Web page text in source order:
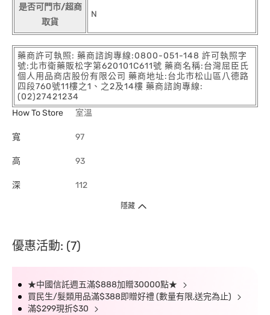
是否可門市/超商
取貨
N
藥商許可執照: 藥商諮詢專線:0800-051-148 許可執照字
號:北市衛藥販松字第620101C611號 藥商名稱:台灣屈臣氏
個人用品商店股份有限公司 藥商地址:台北市松山區八德路
四段760號11樓之1、之2及14樓 藥商諮詢專線:
(02)27421234
How To Store
室溫
寬 97
高 93
深 112
隱藏
優惠活動: (7)
★中國信託週五滿$888加贈30000點★
買民生/髮類用品滿$388即贈好禮 (數量有限,送完為止)
滿$299現折$30